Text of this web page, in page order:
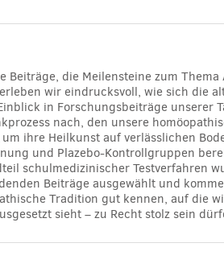
Beiträge, die Meilensteine zum
wir eindrucksvoll, wie sich die
in Forschungsbeiträge unserer
nach, den unsere
ihre Heilkunst auf verlässlichen
und Plazebo-Kontrollgruppen
schulmedizinischer Testverfahren
Beiträge ausgewählt und
Tradition gut kennen, auf die
sieht – zu Recht stolz sein